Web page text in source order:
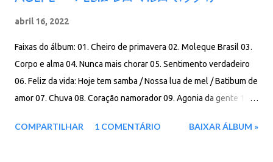
abril 16, 2022
Faixas do álbum: 01. Cheiro de primavera 02. Moleque Brasil 03.
Corpo e alma 04. Nunca mais chorar 05. Sentimento verdadeiro
06. Feliz da vida: Hoje tem samba / Nossa lua de mel / Batibum de
amor 07. Chuva 08. Coração namorador 09. Agonia da gente 10.
mágicos / Rio de lá pra cá / Quando o samba era samba
COMPARTILHAR 1 COMENTÁRIO BAIXAR ÁLBUM »